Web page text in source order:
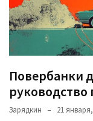
недостатки
Повербанк
для
ноутбука
Беспроводной
повербанк
Повербанки
Зарядкин 21